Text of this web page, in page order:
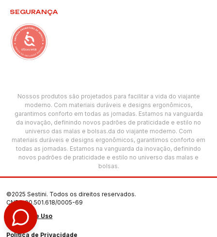
SEGURANÇA
Nossos produtos são projetados para facilitar a vida do viajante
moderno. Com materiais duráveis e designs ergonômicos,
garantimos conforto em todas as jornadas. Estamos na vanguarda
da inovação, definindo novos padrões de praticidade e estilo no
universo das malas e bolsas.da do viajante moderno. Com
materiais duráveis e designs ergonômicos, garantimos conforto em
todas as jornadas. Estamos na vanguarda da inovação, definindo
novos padrões de praticidade e estilo no universo das malas e
bolsas.
©2025 Sestini. Todos os direitos reservados.
CNPJ: 00.501.618/0005-69
Termos de Uso
Política de Privacidade